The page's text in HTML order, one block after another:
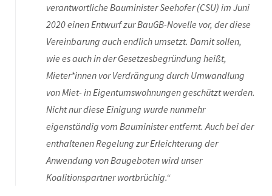
verantwortliche Bauminister Seehofer (CSU) im Juni
2020 einen Entwurf zur BauGB-Novelle vor, der diese
Vereinbarung auch endlich umsetzt. Damit sollen,
wie es auch in der Gesetzesbegründung heißt,
Mieter*innen vor Verdrängung durch Umwandlung
von Miet- in Eigentumswohnungen geschützt werden.
Nicht nur diese Einigung wurde nunmehr
eigenständig vom Bauminister entfernt. Auch bei der
enthaltenen Regelung zur Erleichterung der
Anwendung von Baugeboten wird unser
Koalitionspartner wortbrüchig.“